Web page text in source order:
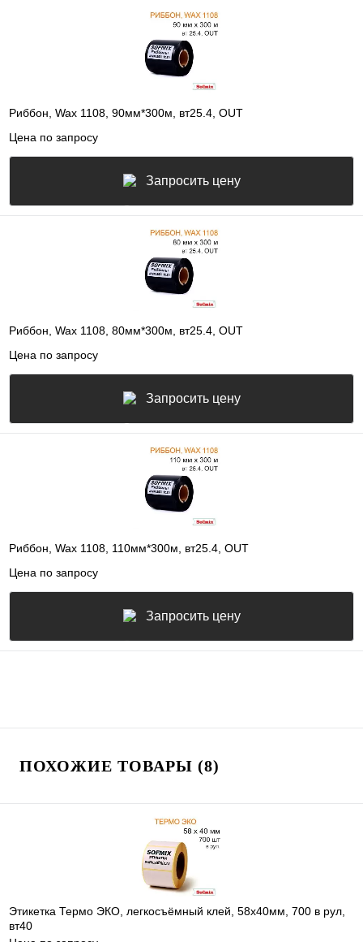
Риббон, Wax 1108, 90мм*300м, вт25.4, OUT
Цена по запросу
Запросить цену
Риббон, Wax 1108, 80мм*300м, вт25.4, OUT
Цена по запросу
Запросить цену
Риббон, Wax 1108, 110мм*300м, вт25.4, OUT
Цена по запросу
Запросить цену
ПОХОЖИЕ ТОВАРЫ (8)
Этикетка Термо ЭКО, легкосъёмный клей, 58х40мм, 700 в рул,
вт40